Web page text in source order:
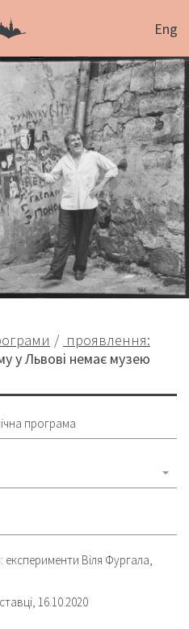
Eng
проявлення:
у Львові немає музею
програма
Віля Фургала,
16.10.2020